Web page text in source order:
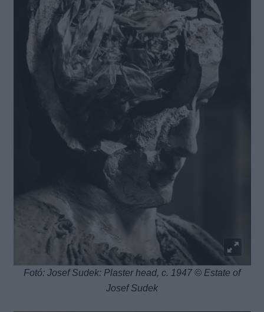
Fotó: Josef Sudek: Plaster head, c. 1947 © Estate of
Josef Sudek